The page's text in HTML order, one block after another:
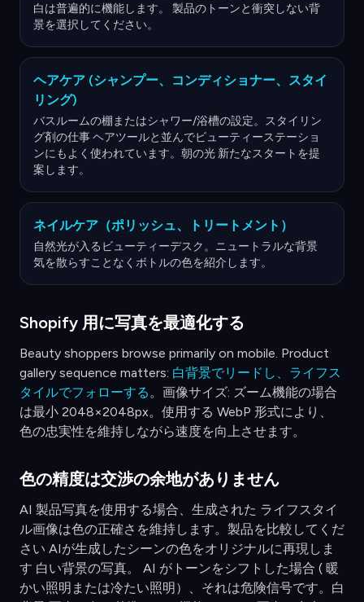
白は普遍的に機能します。 製品のトーンと衝突しない背
景を選択してください。
ヘアケア (シャンプー、コンディショナー、スタイ
リング)
バスルームの棚またはシャワー/浴槽の設定。スタイリン
グ剤の仕事 ヘアツールと並んでビューティーステーショ
ンにもよく使われています。朝の光 新たなスタートを提
案します。
ネイルケア（ポリッシュ、トリートメント）
自然光が入るビューティーデスク。ニュートラルな背景
気を散らすことなくボトルの色を紹介します。
Shopify 用に写真を最適化する
Beauty shoppers browse primarily on mobile. Product
gallery sequence matters: 白背景でリードし、ライフス
タイルでフォローする 。画像サイズ: ズーム機能の場合
は最小 2048×2048px。使用する WebP 形式により、
色の忠実性を維持しながら速度を向上させます。
色の精度は交渉の余地がありません
AI 製品写真を使用する場合、生成された ライフスタイ
ル画像は色の正確さを維持します。製品を比較してくだ
さい AIが生成したシーンの色をオリジナルに再現しま
す 白い背景の写真。 AI がトーンをシフトした場合 ( 暖
かい照明または冷たい照明）、それは危険信号です。白